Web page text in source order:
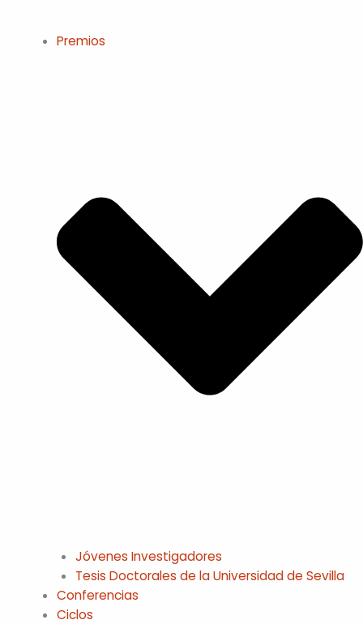
Premios
Jóvenes Investigadores
Tesis Doctorales de la Universidad de Sevilla
Conferencias
Ciclos